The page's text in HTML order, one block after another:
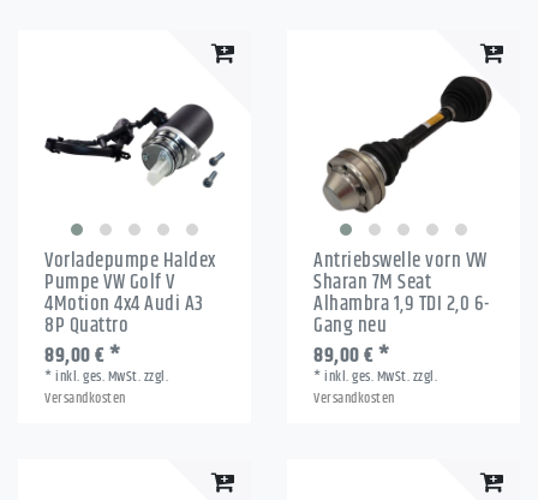
Vorladepumpe Haldex
Pumpe VW Golf V
4Motion 4x4 Audi A3
8P Quattro
89,00 € *
*inkl. ges. MwSt.zzgl.
Versandkosten
Antriebswelle vorn VW
Sharan 7M Seat
Alhambra 1,9 TDI 2,0 6-
Gang neu
89,00 € *
*inkl. ges. MwSt.zzgl.
Versandkosten